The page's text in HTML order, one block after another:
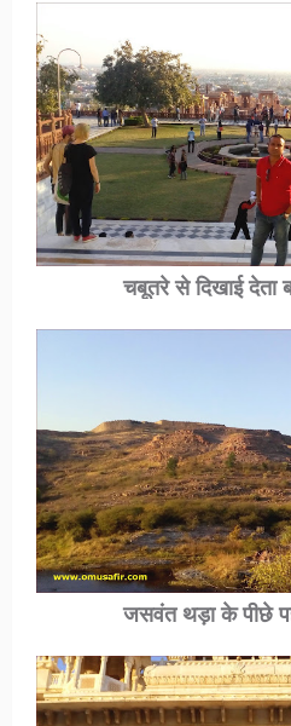
चबूतरे से दिखाई देता
जसवंत थड़ा के पीछे